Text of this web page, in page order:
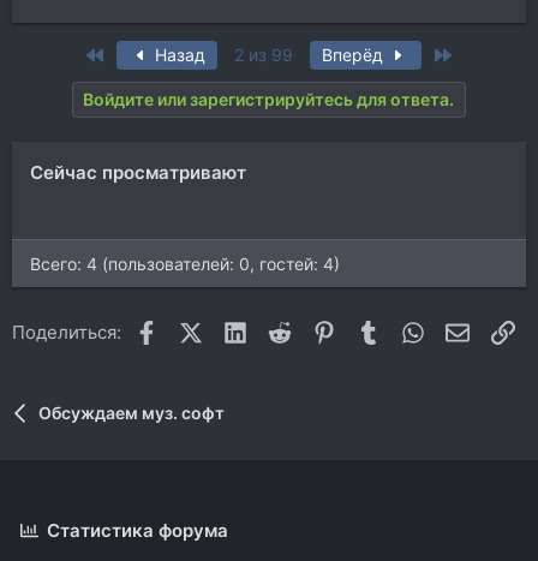
First Назад 2 из 99 Вперёд
Войдите или зарегистрируйтесь для ответа.
Сейчас просматривают
Всего: 4 (пользователей: 0, гостей: 4)
Поделиться: FacebookX (Twitter)
LinkedIn
Reddit Pinterest
Tumblr WhatsApp
Обсуждаем муз. софт
Статистика форума